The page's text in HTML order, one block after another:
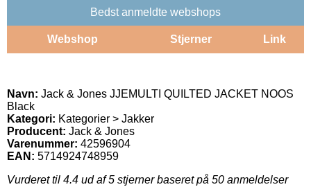
Bedst anmeldte webshops
Webshop Stjerner Link
Navn: Jack & Jones JJEMULTI QUILTED JACKET NOOS
Black
Kategori: Kategorier > Jakker
Producent: Jack & Jones
Varenummer: 42596904
EAN: 5714924748959
Vurderet til 4.4 ud af 5 stjerner baseret på 50 anmeldelser